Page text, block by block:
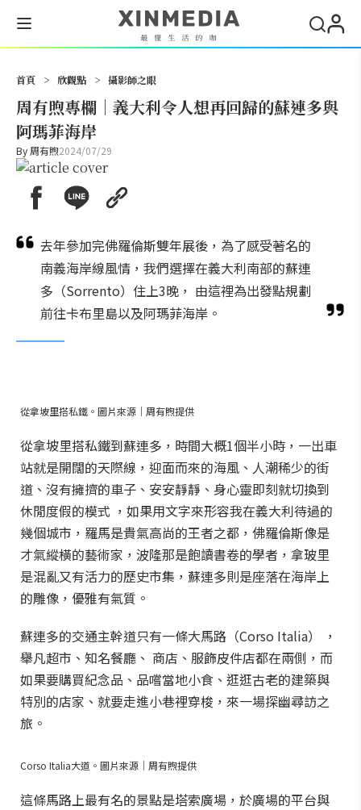
首頁 > 欣觀點 > 攝影師之眼
周有煦專欄｜義大利令人想再回歸的蘇連多與
阿瑪菲海岸
By 周有煦2024/07/29
去年參加完佛羅倫斯雙年展後，為了感受著名的
南義海岸線風情，我們選擇在義大利南部的蘇連
多（Sorrento）住上3晚， 由這裡為出發點規劃
前往卡布里島以及阿瑪菲海岸。
從拿坡里搭私鐵。圖片來源｜周有煦提供
從拿坡里搭私鐵到蘇連多，時間大概1個半小時，一出車
站就是開闊的天際線，迎面而來的海風、人潮稀少的街
道、沒有擁擠的車子、安安靜靜、身心靈即刻就切換到
休閒度假的模式 ，如果用文字來形容我在義大利待過的
幾個城市，羅馬是貴氣高尚的王者之都，佛羅倫斯像是
才氣縱橫的藝術家，波隆那是飽讀書卷的學者，拿玻里
是混亂又有活力的歷史市集，蘇連多則是座落在海岸上
的雕像，優雅有氣質。
蘇連多的交通主幹道只有一條大馬路（Corso Italia） ，
舉凡超市、知名餐廳、 商店、服飾皮件店都在兩側，而
如果要購買紀念品、品嚐當地小食、逛逛古老的建築與
特別的店家、就要走進小巷裡穿梭，來一場探幽尋訪之
旅。
Corso Italia大道。圖片來源｜周有煦提供
這條馬路上最有名的景點是塔索廣場，於廣場的平台與